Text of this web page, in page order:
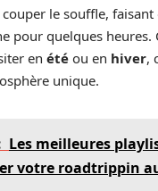
le souffle,
pour quelques heures.
en été ou en hiver,
unique.
Les meilleures
votre roadtrippin